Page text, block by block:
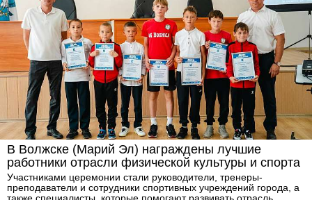
В Волжске (Марий Эл) награждены лучшие
работники отрасли физической культуры и спорта
Участниками церемонии стали руководители, тренеры-
преподаватели и сотрудники спортивных учреждений города, а
также специалисты, которые помогают развивать отрасль.